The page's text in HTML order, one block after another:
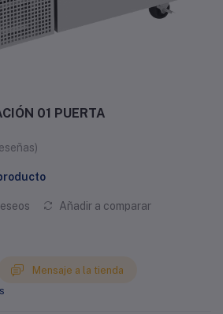
01 PUERTA
Añadir a comparar
Mensaje a la tienda